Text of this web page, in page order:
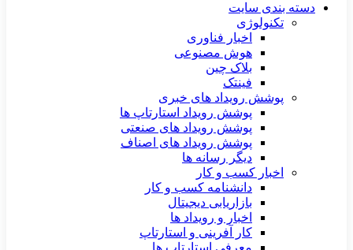
دسته بندی سایت
تکنولوژی
اخبار فناوری
هوش مصنوعی
بلاک چین
فینتک
پوشش رویداد های خبری
پوشش رویداد استارتاپ ها
پوشش رویداد های صنعتی
پوشش رویداد های اصناف
دیگر رسانه ها
اخبار کسب و کار
دانشنامه کسب و کار
بازاریابی دیجیتال
اخبار و رویداد ها
کار آفرینی و استارتاپ